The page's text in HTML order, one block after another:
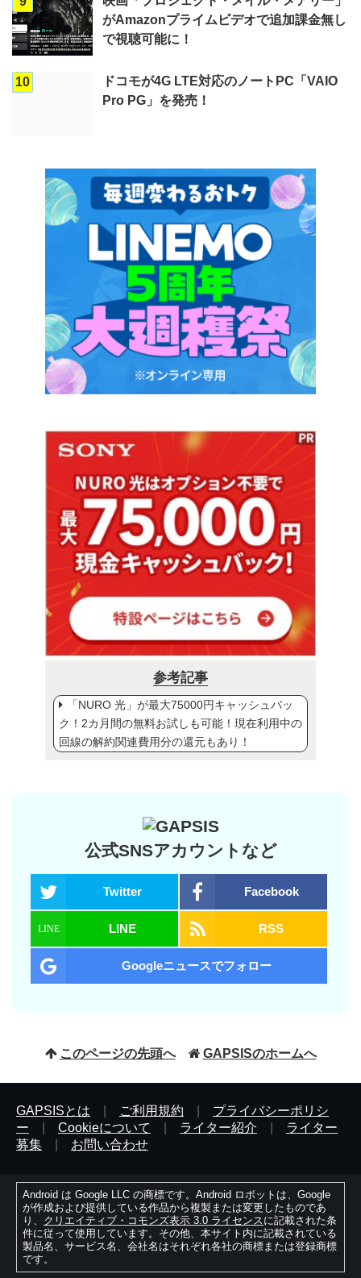
がAmazonプライムビデオで追加課金無し
で視聴可能に！
10
ドコモが4G LTE対応のノートPC「VAIO
Pro PG」を発売！
参考記事
「NURO 光」が最大75000円キャッシュバッ
ク！2カ月間の無料お試しも可能！現在利用中の
回線の解約関連費用分の還元もあり！
公式SNSアカウントなど
Twitter Facebook
LINE RSS
Googleニュースでフォロー
このページの先頭へ GAPSISのホームへ
GAPSISとは ご利用規約
プライバシーポリシ
ー
Cookieについて ライター紹介
ライター
募集
お問い合わせ
Android は Google LLC の商標です。Android ロボットは、Google
が作成および提供している作品から複製または変更したものであ
り、 クリエイティブ・コモンズ表示 3.0 ライセンスに記載された条
件に従って使用しています。その他、本サイト内に記載されている
製品名、サービス名、会社名はそれぞれ各社の商標または登録商標
です。